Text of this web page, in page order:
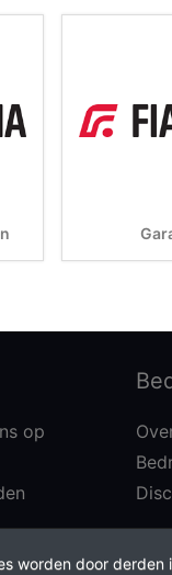
op
worden door derden